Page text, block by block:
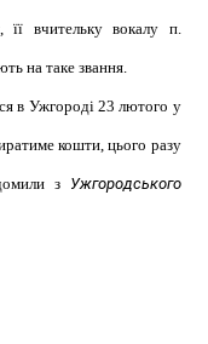
вчительку вокалу п.
на таке звання.
в Ужгороді 23 лютого у
кошти, цього разу
з Ужгородського